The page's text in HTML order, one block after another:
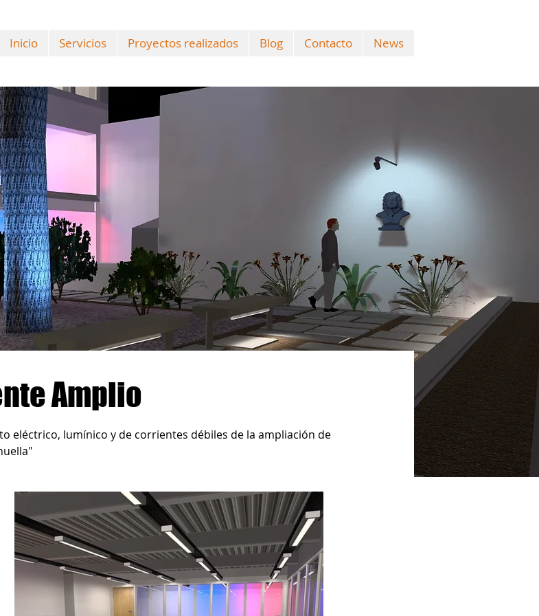
Inicio Servicios Proyectos realizados Blog Contacto News
Amplio
eléctrico, lumínico y de corrientes débiles de la ampliación de